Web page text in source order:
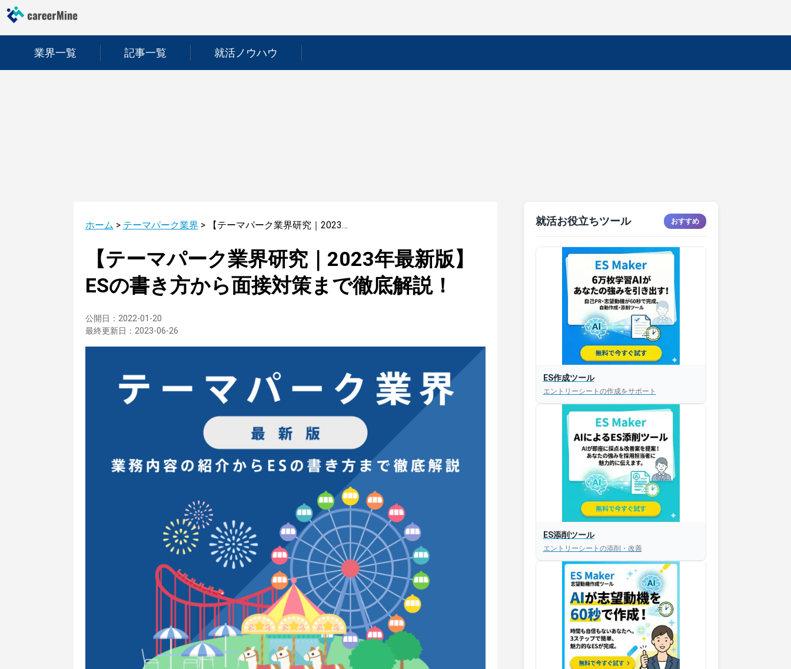
業界一覧 記事一覧 就活ノウハウ
ホーム > テーマパーク業界 > 【テーマパーク業界研究｜2023年最新版】ESの書き方から面接対策まで徹底解説！
【テーマパーク業界研究｜2023年最新版】
ESの書き方から面接対策まで徹底解説！
公開日： 2022-01-20
最終更新日： 2023-06-26
就活お役立ちツール おすすめ
ES作成ツール
エントリーシートの作成をサポート
ES添削ツール
エントリーシートの添削・改善